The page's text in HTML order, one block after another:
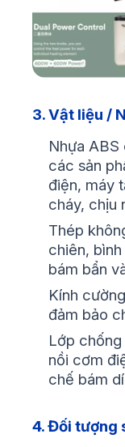
3. Vật liệu /
Nhựa
các sản
điện, máy
cháy, chịu
Thép
chiên,
bám bẩn
Kính
đảm bảo
Lớp
nồi cơm
chế bám
4. Đối tượng